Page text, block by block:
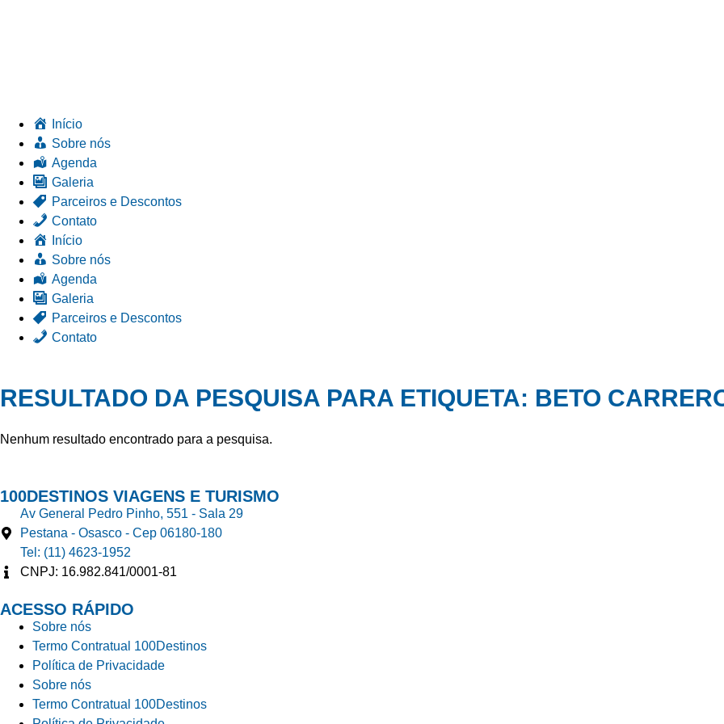
Início
Sobre nós
Agenda
Galeria
Parceiros e Descontos
Contato
Início
Sobre nós
Agenda
Galeria
Parceiros e Descontos
Contato
RESULTADO DA PESQUISA PARA ETIQUETA: BETO
Nenhum resultado encontrado para a pesquisa.
100DESTINOS VIAGENS E TURISMO
Av General Pedro Pinho, 551 - Sala 29
Pestana - Osasco - Cep 06180-180
Tel: (11) 4623-1952
CNPJ: 16.982.841/0001-81
ACESSO RÁPIDO
Sobre nós
Termo Contratual 100Destinos
Política de Privacidade
Sobre nós
Termo Contratual 100Destinos